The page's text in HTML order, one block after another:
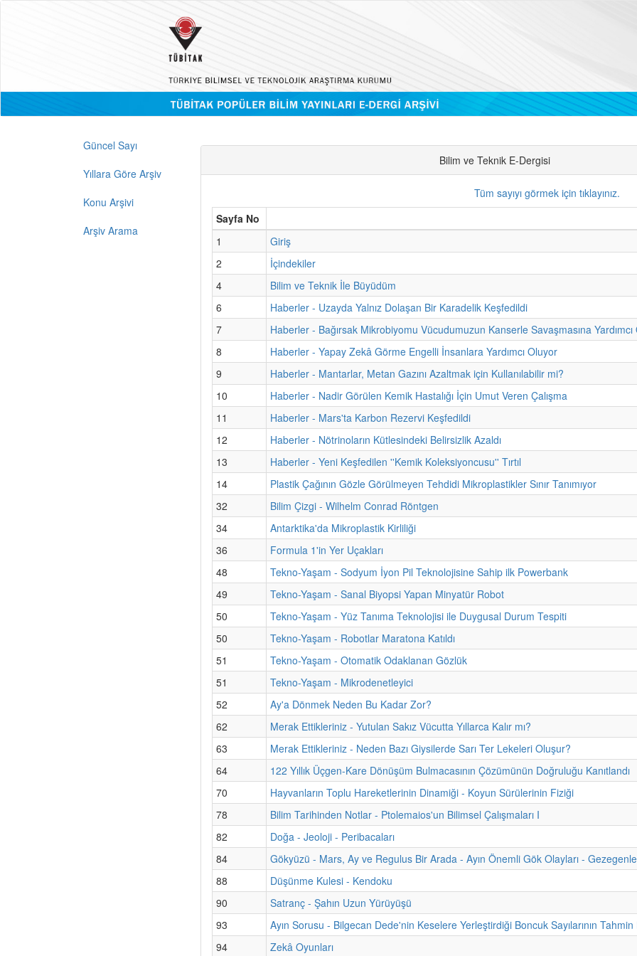
Güncel Sayı
Yıllara Göre Arşiv
Konu Arşivi
Arşiv Arama
Bilim ve Teknik E-Dergisi
Tüm sayıyı görmek için tıklayınız.
Sayfa No
1
Giriş
2
İçindekiler
4
Bilim ve Teknik İle Büyüdüm
6
Haberler - Uzayda Yalnız Dolaşan Bir Karadelik Keşfedildi
7
Haberler - Bağırsak Mikrobiyomu Vücudumuzun Kanserle Savaşmasına Yardımcı
8
Haberler - Yapay Zekâ Görme Engelli İnsanlara Yardımcı Oluyor
9
Haberler - Mantarlar, Metan Gazını Azaltmak için Kullanılabilir mi?
10
Haberler - Nadir Görülen Kemik Hastalığı İçin Umut Veren Çalışma
11
Haberler - Mars'ta Karbon Rezervi Keşfedildi
12
Haberler - Nötrinoların Kütlesindeki Belirsizlik Azaldı
13
Haberler - Yeni Keşfedilen ''Kemik Koleksiyoncusu'' Tırtıl
14
Plastik Çağının Gözle Görülmeyen Tehdidi Mikroplastikler Sınır Tanımıyor
32
Bilim Çizgi - Wilhelm Conrad Röntgen
34
Antarktika'da Mikroplastik Kirliliği
36
Formula 1'in Yer Uçakları
48
Tekno-Yaşam - Sodyum İyon Pil Teknolojisine Sahip ilk Powerbank
49
Tekno-Yaşam - Sanal Biyopsi Yapan Minyatür Robot
50
Tekno-Yaşam - Yüz Tanıma Teknolojisi ile Duygusal Durum Tespiti
50
Tekno-Yaşam - Robotlar Maratona Katıldı
51
Tekno-Yaşam - Otomatik Odaklanan Gözlük
51
Tekno-Yaşam - Mikrodenetleyici
52
Ay'a Dönmek Neden Bu Kadar Zor?
62
Merak Ettikleriniz - Yutulan Sakız Vücutta Yıllarca Kalır mı?
63
Merak Ettikleriniz - Neden Bazı Giysilerde Sarı Ter Lekeleri Oluşur?
64
122 Yıllık Üçgen-Kare Dönüşüm Bulmacasının Çözümünün Doğruluğu Kanıtlandı
70
Hayvanların Toplu Hareketlerinin Dinamiği - Koyun Sürülerinin Fiziği
78
Bilim Tarihinden Notlar - Ptolemaios'un Bilimsel Çalışmaları I
82
Doğa - Jeoloji - Peribacaları
84
Gökyüzü - Mars, Ay ve Regulus Bir Arada - Ayın Önemli Gök Olayları -
88
Düşünme Kulesi - Kendoku
90
Satranç - Şahın Uzun Yürüyüşü
93
Ayın Sorusu - Bilgecan Dede'nin Keselere Yerleştirdiği Boncuk Sayılarının
94
Zekâ Oyunları